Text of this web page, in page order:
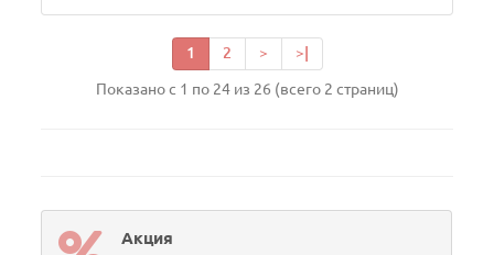
1 2 > >|
Показано с 1 по 24 из 26 (всего 2 страниц)
Акция